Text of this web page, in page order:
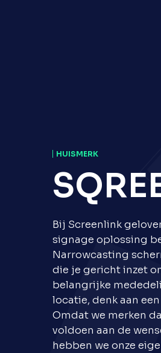
HUISMERK
Bij Screenlink
signage oplossing
Narrowcasting
die je gericht inzet
belangrijke
locatie, denk aan
Omdat we merken
voldoen aan de
hebben we onze